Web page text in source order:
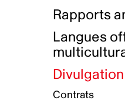
Initiatives
Plan de
Groupe de
Principes
Plan
Prix et
Nos
Rapports
Langues
Contrats